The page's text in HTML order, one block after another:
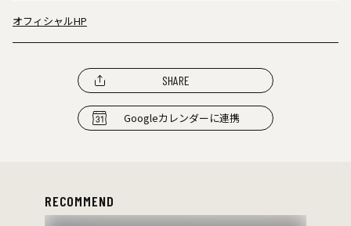
オフィシャルHP
SHARE
Googleカレンダーに連携
RECOMMEND